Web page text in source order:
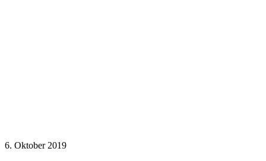
6. Oktober 2019